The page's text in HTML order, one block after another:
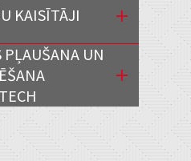
KAISĪTĀJI
PĻAUŠANA UN